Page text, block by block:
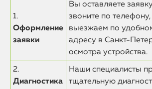
1.
Оформление
заявки
Вы оставляете
звоните по
выезжаем по
адресу в Санкт-
осмотра устройства.
2.
Диагностика
Наши специалисты
тщательную